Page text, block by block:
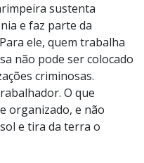
sustenta
e faz parte da
ele, quem trabalha
não pode ser colocado
criminosas.
O que
organizado, e não
e tira da terra o